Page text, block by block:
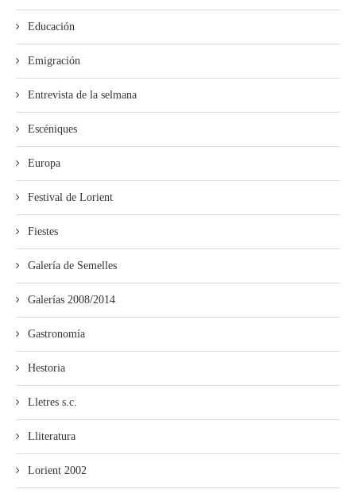
Educación
Emigración
Entrevista de la selmana
Escéniques
Europa
Festival de Lorient
Fiestes
Galería de Semelles
Galerías 2008/2014
Gastronomía
Hestoria
Lletres s.c.
Lliteratura
Lorient 2002